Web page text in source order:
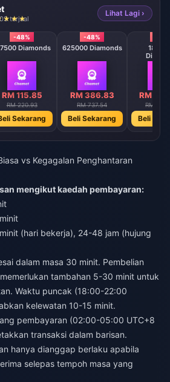
terjual
Lihat Lagi ›
-48%
Diamonds
RM 115.85
RM 220.93
Sekarang
-48%
625000 Diamonds
RM 386.83
RM 737.54
Beli Sekarang
RM
RM
Beli
vs Kegagalan Penghantaran
mengikut kaedah pembayaran:
(hari bekerja), 24-48 jam (hujung
dalam masa 30 minit. Pembelian
tambahan 5-30 minit untuk
Waktu puncak (18:00-22:00
kelewatan 10-15 minit.
pembayaran (02:00-05:00 UTC+8
transaksi dalam barisan.
hanya dianggap berlaku apabila
selepas tempoh masa yang